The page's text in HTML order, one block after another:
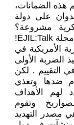
هذه الضمانات،
على دولة
مشروعة؟
تحليلات قانونية، مثل تلك المنشورة في مجلة EJIL:Talk!
الأمريكية في
الضربة الأولى
التقييم . لكن
ضدها وتغذي
لهم الأهداف
وتقوم
مصدر التهديد